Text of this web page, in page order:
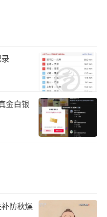
一级，各方应急调度
三级提升到四级之
要做好物资出库发放
需要通知多方兵力集
请启动防汛预备金用
害损失。
金白银
防秋燥